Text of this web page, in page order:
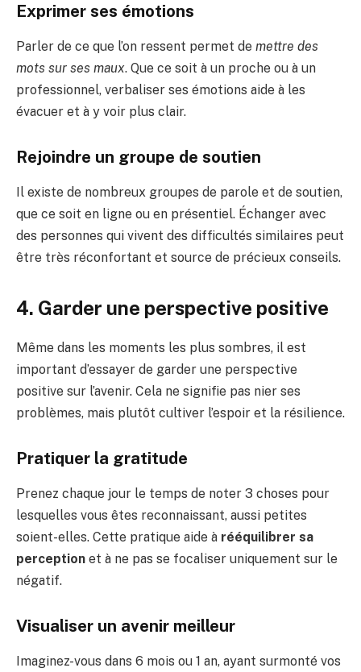
Exprimer ses émotions
Parler de ce que l’on ressent permet de mettre des
mots sur ses maux. Que ce soit à un proche ou à un
professionnel, verbaliser ses émotions aide à les
évacuer et à y voir plus clair.
Rejoindre un groupe de soutien
Il existe de nombreux groupes de parole et de soutien,
que ce soit en ligne ou en présentiel. Échanger avec
des personnes qui vivent des difficultés similaires peut
être très réconfortant et source de précieux conseils.
4. Garder une perspective positive
Même dans les moments les plus sombres, il est
important d’essayer de garder une perspective
positive sur l’avenir. Cela ne signifie pas nier ses
problèmes, mais plutôt cultiver l’espoir et la résilience.
Pratiquer la gratitude
Prenez chaque jour le temps de noter 3 choses pour
lesquelles vous êtes reconnaissant, aussi petites
soient-elles. Cette pratique aide à rééquilibrer sa
perception et à ne pas se focaliser uniquement sur le
négatif.
Visualiser un avenir meilleur
Imaginez-vous dans 6 mois ou 1 an, ayant surmonté vos